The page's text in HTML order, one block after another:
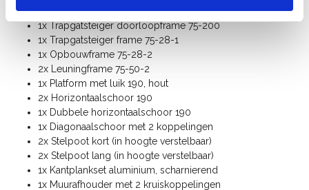
1x Trapgatsteiger doorloopframe 75-200
1x Trapgatsteiger frame 75-28-1
1x Opbouwframe 75-28-2
2x Leuningframe 75-50-2
1x Platform met luik 190, hout
2x Horizontaalschoor 190
1x Dubbele horizontaalschoor 190
1x Diagonaalschoor met 2 koppelingen
2x Stelpoot kort (in hoogte verstelbaar)
2x Stelpoot lang (in hoogte verstelbaar)
1x Kantplankset aluminium, scharnierend
1x Muurafhouder met 2 kruiskoppelingen